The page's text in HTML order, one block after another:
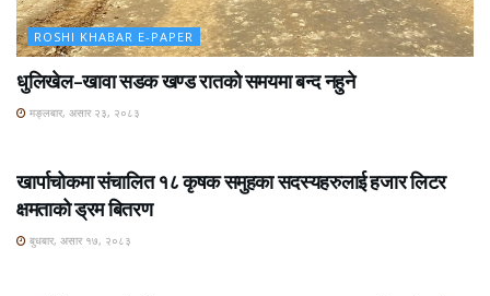
ROSHI KHABAR E-PAPER
धुलिखेल–खावा सडक खण्ड रातको समयमा बन्द नहुने
मङ्लबार, असार २३, २०८३
खार्पाचोकमा संचालित १८ कृषक समुहका सदस्यहरुलाई हजार लिटर
क्षमताको ड्रम बितरण
बुधबार, असार १७, २०८३